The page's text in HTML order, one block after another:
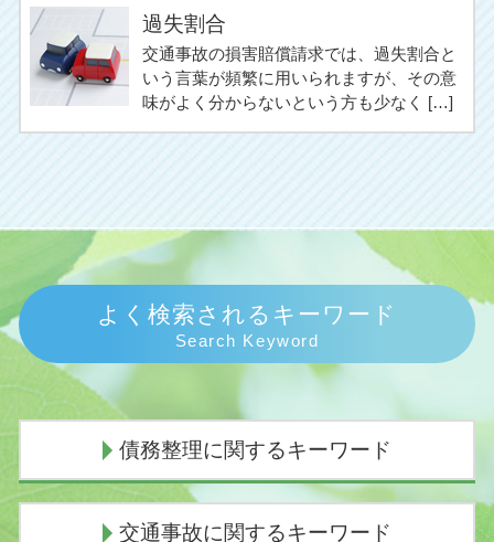
過失割合
交通事故の損害賠償請求では、過失割合と
いう言葉が頻繁に用いられますが、その意
味がよく分からないという方も少なく […]
よく検索されるキーワード
Search Keyword
債務整理に関するキーワード
交通事故に関するキーワード